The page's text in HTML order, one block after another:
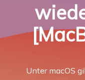
Unter macOS